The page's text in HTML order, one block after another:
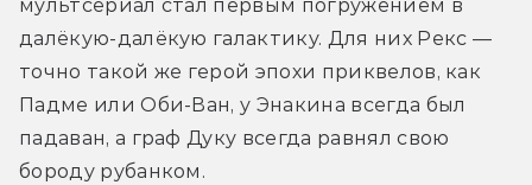
мультсериал стал первым погружением в
далёкую-далёкую галактику. Для них Рекс —
точно такой же герой эпохи приквелов, как
Падме или Оби-Ван, у Энакина всегда был
падаван, а граф Дуку всегда равнял свою
бороду рубанком.